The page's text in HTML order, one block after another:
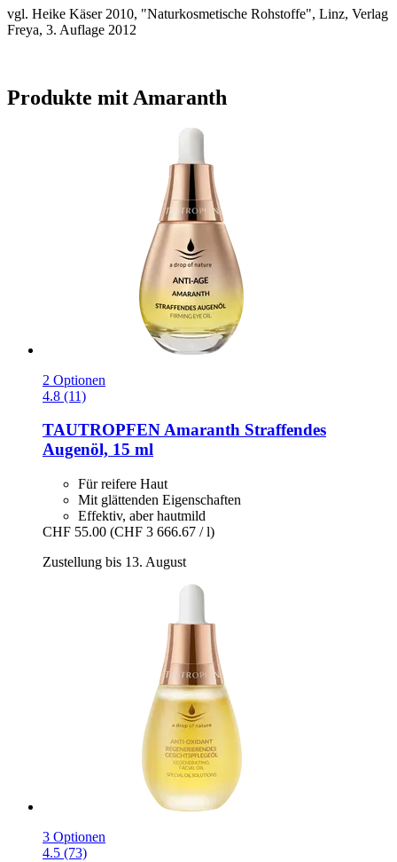
vgl. Heike Käser 2010, "Naturkosmetische Rohstoffe", Linz, Verlag
Freya, 3. Auflage 2012
Produkte mit Amaranth
2 Optionen
4.8 (11)
TAUTROPFENAmaranth Straffendes
Augenöl, 15 ml
Für reifere Haut
Mit glättenden Eigenschaften
Effektiv, aber hautmild
CHF 55.00 (CHF 3 666.67 / l)
Zustellung bis 13. August
3 Optionen
4.5 (73)